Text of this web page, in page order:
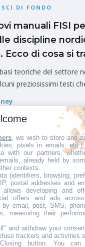
SCI DI FONDO
manuali FISI
discipline
Ecco di cosa si
teoriche del settore
preziosissimi testi
INVIA UN
DIRETTORE
, we wish to store and
pixels in emails,
with our partners,
already held by
contexts.
(identifiers, browsing,
postal addresses and
allows developing and
offers and ads
by email, post, SMS,
measuring their
and withdraw your
trackers and activities
button. You can